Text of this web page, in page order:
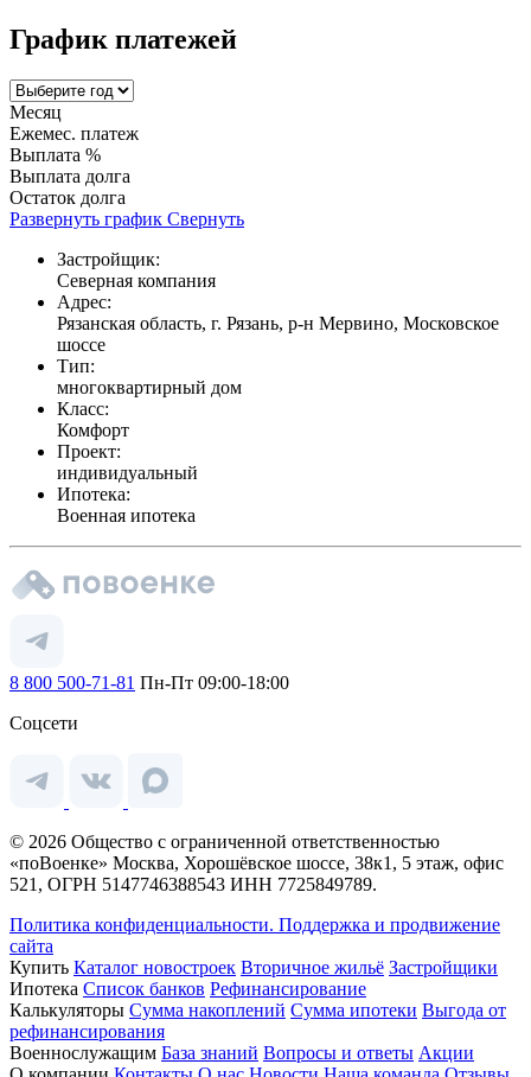
График платежей
Месяц
Ежемес. платеж
Выплата %
Выплата долга
Остаток долга
Развернуть график Свернуть
Застройщик:
Северная компания
Адрес:
Рязанская область, г. Рязань, р-н Мервино, Московское
шоссе
Тип:
многоквартирный дом
Класс:
Комфорт
Проект:
индивидуальный
Ипотека:
Военная ипотека
8 800 500-71-81 Пн-Пт 09:00-18:00
Соцсети
© 2026 Общество с ограниченной ответственностью
«поВоенке» Москва, Хорошёвское шоссе, 38к1, 5 этаж, офис
521, ОГРН 5147746388543 ИНН 7725849789.
Политика конфиденциальности. Поддержка и продвижение
сайта
Купить Каталог новостроек Вторичное жильё Застройщики
Ипотека Список банков Рефинансирование
Калькуляторы Сумма накоплений Сумма ипотеки Выгода от
рефинансирования
Военнослужащим База знаний Вопросы и ответы Акции